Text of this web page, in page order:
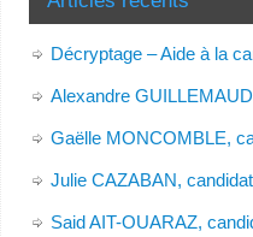
Décryptage – Aide à la
Alexandre
Gaëlle MONCOMBLE,
Julie CAZABAN,
Said AIT-OUARAZ,